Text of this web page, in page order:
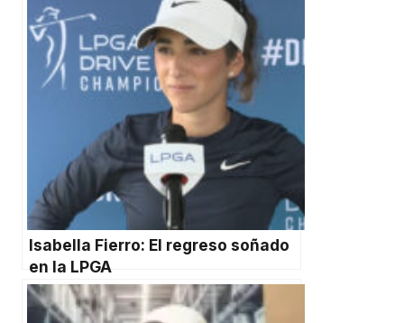
Isabella Fierro: El regreso soñado
en la LPGA